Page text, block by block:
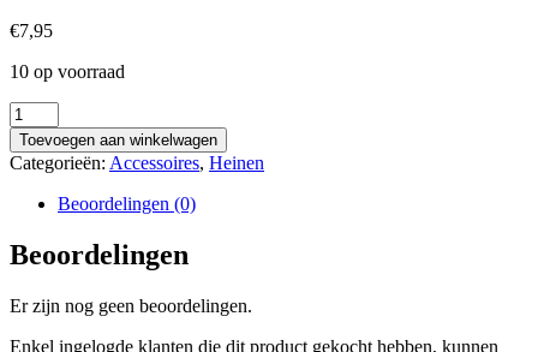
€7,95
10 op voorraad
Petit
four
bordje
Kerstengel
Porselein
-
12
aantal
Toevoegen aan winkelwagen
Categorieën: Accessoires, Heinen
Beoordelingen (0)
Beoordelingen
Er zijn nog geen beoordelingen.
Enkel ingelogde klanten die dit product gekocht hebben, kunnen